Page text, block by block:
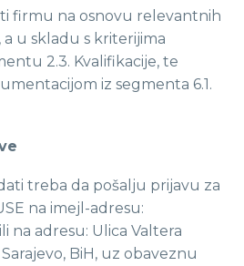
firmu na osnovu relevantnih
u skladu s kriterijima
2.3. Kvalifikacije, te
iz segmenta 6.1.
treba da pošalju prijavu za
na imejl-adresu:
na adresu: Ulica Valtera
Sarajevo, BiH, uz obaveznu